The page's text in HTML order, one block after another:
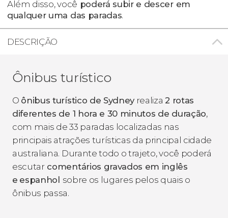
Além disso, você poderá subir e descer em
qualquer uma das paradas.
DESCRIÇÃO
Ônibus turístico
O ônibus turístico de Sydneyrealiza2 rotas
diferentes de 1 hora e 30 minutos de duração,
com mais de 33 paradas localizadas nas
principais atrações turísticas da principal cidade
australiana. Durante todo o trajeto, você poderá
escutarcomentários gravados em inglês
e espanhol sobre os lugares pelos quais o
ônibus passa.